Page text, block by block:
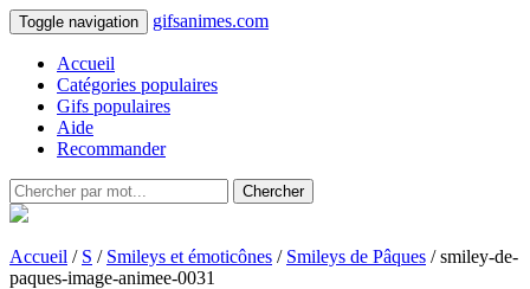
Toggle navigation gifsanimes.com
Accueil
Catégories populaires
Gifs populaires
Aide
Recommander
Chercher
Accueil / S / Smileys et émoticônes / Smileys de Pâques / smiley-de-
paques-image-animee-0031